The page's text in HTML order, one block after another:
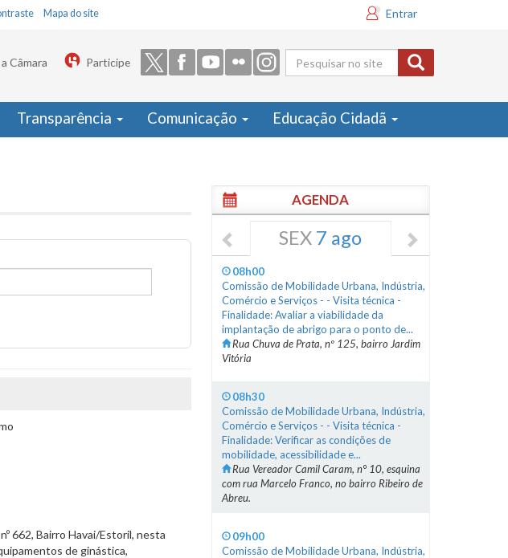
Mapa do site Entrar
Formulário
de busca
Câmara Participe
Transparência Comunicação Educação Cidadã
662, Bairro Havai/Estoril, nesta
de ginástica,
AGENDA
SEX 7 ago
08h00
Comissão de Mobilidade Urbana, Indústria,
Comércio e Serviços - - Visita técnica -
Finalidade: Avaliar a viabilidade da
implantação de abrigo para o ponto de...
Rua Chuva de Prata, nº 125, bairro Jardim
Vitória
08h30
Comissão de Mobilidade Urbana, Indústria,
Comércio e Serviços - - Visita técnica -
Finalidade: Verificar as condições de
mobilidade, acessibilidade e...
Rua Vereador Camil Caram, n° 10, esquina
com rua Marcelo Franco, no bairro Ribeiro de
Abreu.
09h00
Comissão de Mobilidade Urbana, Indústria,